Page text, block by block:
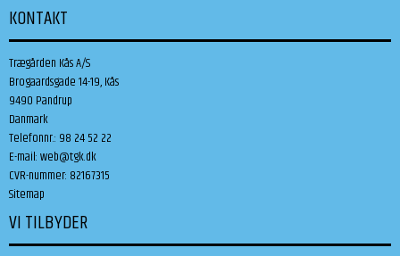
KONTAKT
Trægården Kås A/S
Brogaardsgade 14-19, Kås
9490 Pandrup
Danmark
Telefonnr.: 98 24 52 22
E-mail:web@tgk.dk
CVR-nummer: 82167315
Sitemap
VI TILBYDER